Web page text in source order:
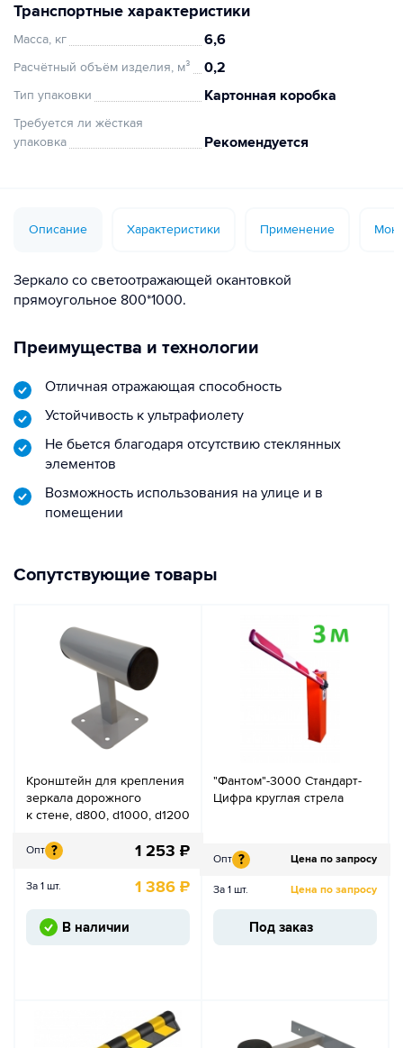
Транспортные характеристики
Масса, кг 6,6
Расчётный объём изделия, м³ 0,2
Тип упаковки Картонная коробка
Требуется ли жёсткая
упаковка
Рекомендуется
Описание Характеристики Применение
Зеркало со светоотражающей окантовкой
прямоугольное 800*1000.
Преимущества и технологии
Отличная отражающая способность
Устойчивость к ультрафиолету
Не бьется благодаря отсутствию стеклянных
элементов
Возможность использования на улице и в
помещении
Сопутствующие товары
Кронштейн для крепления
зеркала дорожного
к стене, d800, d1000, d1200
Опт ? 1 253 ₽
За 1 шт. 1 386 ₽
В наличии
"Фантом"-3000 Стандарт-
Цифра круглая стрела
Опт ? Цена по запросу
За 1 шт. Цена по запросу
Под заказ